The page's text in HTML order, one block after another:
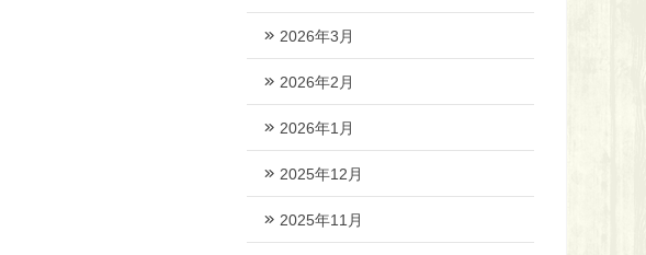
2026年3月
2026年2月
2026年1月
2025年12月
2025年11月